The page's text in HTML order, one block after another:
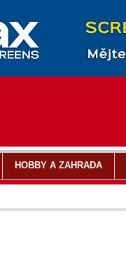
HOBBY A ZAHRADA